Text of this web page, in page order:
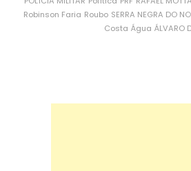
Robinson Faria Roubo SERRA NEGRA DO
Costa Água ÁLVARO